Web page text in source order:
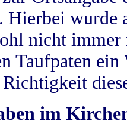
Hierbei wurde
nicht
Taufpaten
im